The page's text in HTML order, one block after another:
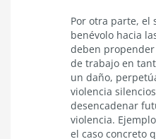
Por otra parte, el
benévolo hacia
deben
de trabajo en
un daño,
violencia
desencadenar
violencia.
el caso concreto